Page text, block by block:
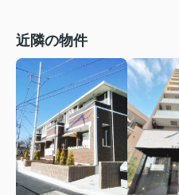
近隣の物件